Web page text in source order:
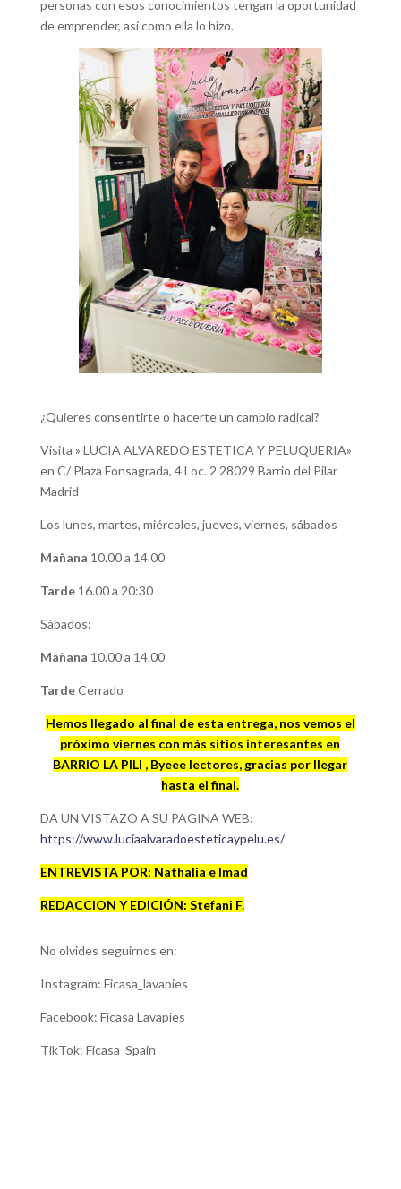
personas con esos conocimientos tengan la oportunidad
de emprender, así como ella lo hizo.
¿Quieres consentirte o hacerte un cambio radical?
Visita » LUCIA ALVAREDO ESTETICA Y PELUQUERIA»
en C/ Plaza Fonsagrada, 4 Loc. 2 28029 Barrio del Pilar
Madrid
Los lunes, martes, miércoles, jueves, viernes, sábados
Mañana 10.00 a 14.00
Tarde 16.00 a 20:30
Sábados:
Mañana 10.00 a 14.00
TardeCerrado
Hemos llegado al final de esta entrega, nos vemos el
próximo viernes con más sitios interesantes en
BARRIO LA PILI , Byeee lectores, gracias por llegar
hasta el final.
DA UN VISTAZO A SU PAGINA WEB:
https://www.luciaalvaradoesteticaypelu.es/
ENTREVISTA POR: Nathalia e Imad
REDACCION Y EDICIÓN: Stefani F.
No olvides seguirnos en:
Instagram: Ficasa_lavapies
Facebook: Ficasa Lavapies
TikTok: Ficasa_Spain